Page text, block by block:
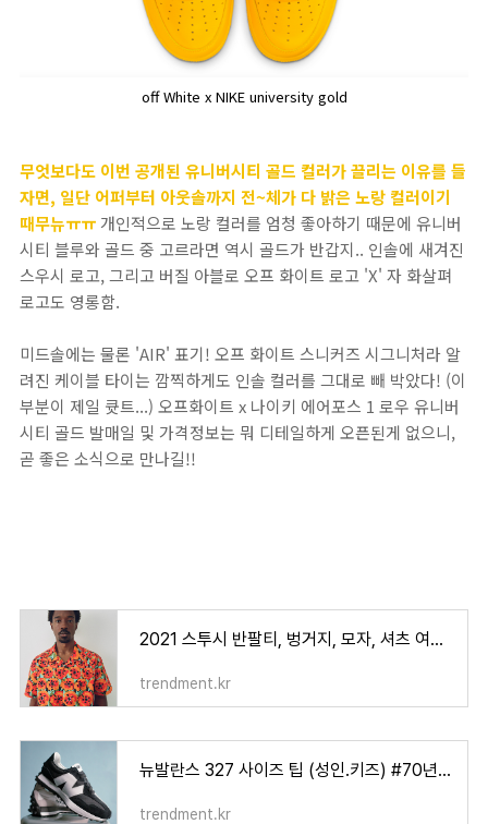
off White x NIKE university gold
무엇보다도 이번 공개된 유니버시티 골드 컬러가 끌리는 이유를 들
자면, 일단 어퍼부터 아웃솔까지 전~체가 다 밝은 노랑 컬러이기
때무뉴ㅠㅠ 개인적으로 노랑 컬러를 엄청 좋아하기 때문에 유니버
시티 블루와 골드 중 고르라면 역시 골드가 반갑지.. 인솔에 새겨진
스우시 로고, 그리고 버질 아블로 오프 화이트 로고 'X' 자 화살펴
로고도 영롱함.
미드솔에는 물론 'AIR' 표기! 오프 화이트 스니커즈 시그니처라 알
려진 케이블 타이는 깜찍하게도 인솔 컬러를 그대로 빼 박았다! (이
부분이 제일 큣트...) 오프화이트 x 나이키 에어포스 1 로우 유니버
시티 골드 발매일 및 가격정보는 뭐 디테일하게 오픈된게 없으니,
곧 좋은 소식으로 만나길!!
2021 스투시 반팔티, 벙거지, 모자, 셔츠 여름 컬렉션 이쁘당
trendment.kr
뉴발란스 327 사이즈 팁 (성인.키즈) #70년대 갬성저격 한정판 출시!
trendment.kr